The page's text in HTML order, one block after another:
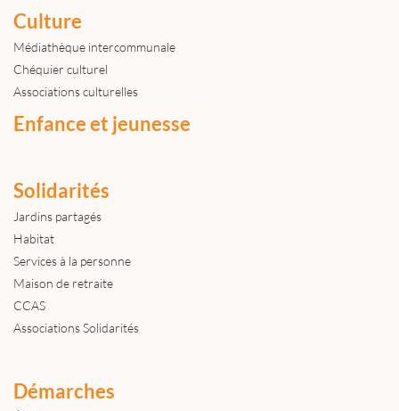
Culture
Médiathèque intercommunale
Chéquier culturel
Associations culturelles
Enfance et jeunesse
Solidarités
Jardins partagés
Habitat
Services à la personne
Maison de retraite
CCAS
Associations Solidarités
Démarches